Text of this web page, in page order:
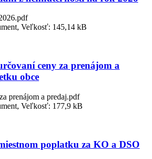
Veľkosť: 145,14 kB
ceny za prenájom a
obce
prenájom a predaj.pdf
Veľkosť: 177,9 kB
poplatku za KO a DSO